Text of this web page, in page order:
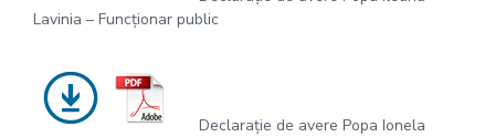
Lavinia – Funcționar public
Declarație de avere Popa Ionela